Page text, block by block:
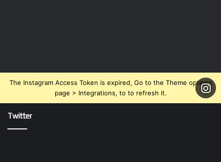
The Instagram Access Token is expired, Go to the Theme options
page > Integrations, to to refresh it.
Twitter